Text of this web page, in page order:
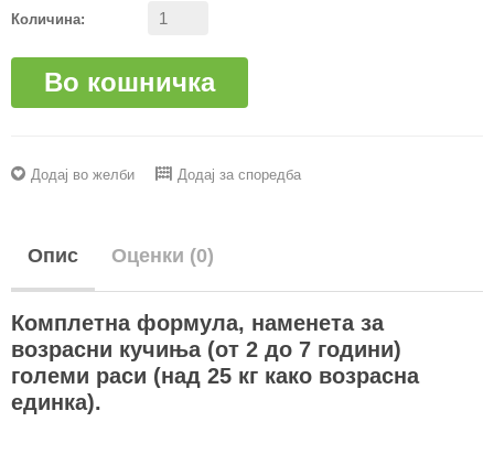
Количина:
Во кошничка
Додај во желби Додај за споредба
Опис Оценки (0)
Комплетна формула, наменета за
возрасни кучиња (от 2 до 7 години)
големи раси (над 25 кг како возрасна
единка).